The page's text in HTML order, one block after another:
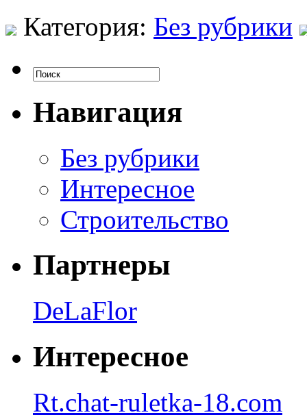
Категория: Без рубрики
Навигация
Без рубрики
Интересное
Строительство
Партнеры
DeLaFlor
Интересное
Rt.chat-ruletka-18.com